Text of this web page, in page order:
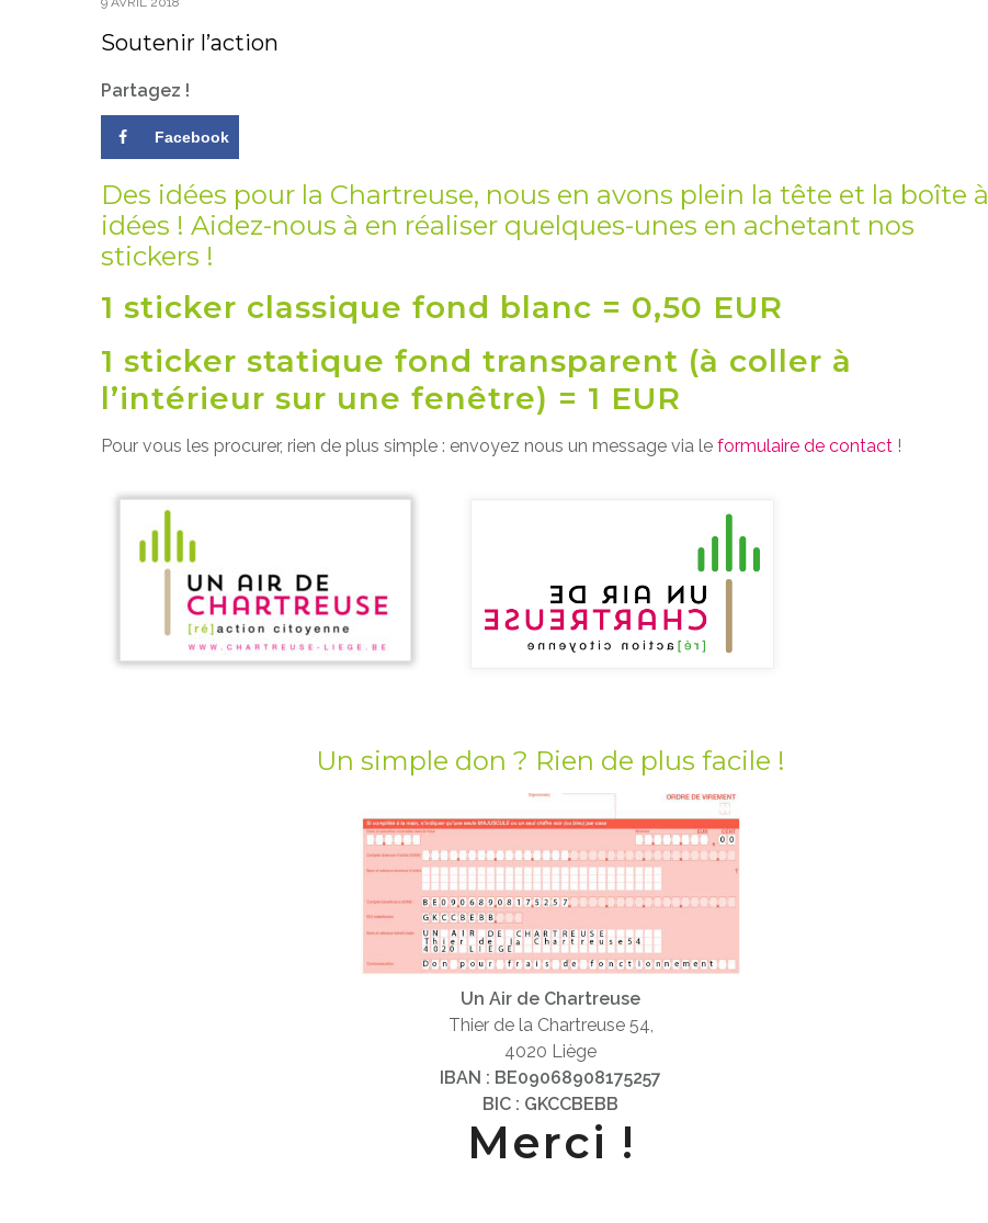
Soutenir l’action
Partagez !
Facebook
Des idées pour la Chartreuse, nous en avons plein la tête et la boîte à
idées ! Aidez-nous à en réaliser quelques-unes en achetant nos
stickers !
1 sticker classique fond blanc = 0,50 EUR
1 sticker statique fond transparent (à coller à
l’intérieur sur une fenêtre) = 1 EUR
Pour vous les procurer, rien de plus simple : envoyez nous un message via le formulaire de contact !
Un simple don ? Rien de plus facile !
Un Air de Chartreuse
Thier de la Chartreuse 54,
4020 Liège
IBAN : BE09068908175257
BIC : GKCCBEBB
Merci !